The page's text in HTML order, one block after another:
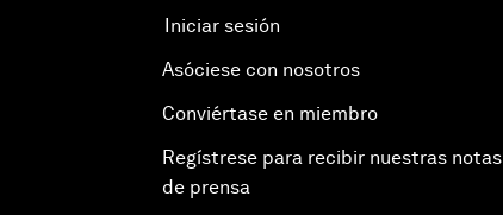
Iniciar sesión
Asóciese con nosotros
Conviértase en miembro
Regístrese para recibir nuestras notas
de prensa